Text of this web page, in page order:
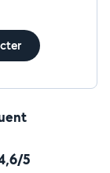
5